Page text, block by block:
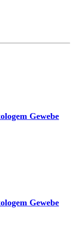
Gewebe
Gewebe